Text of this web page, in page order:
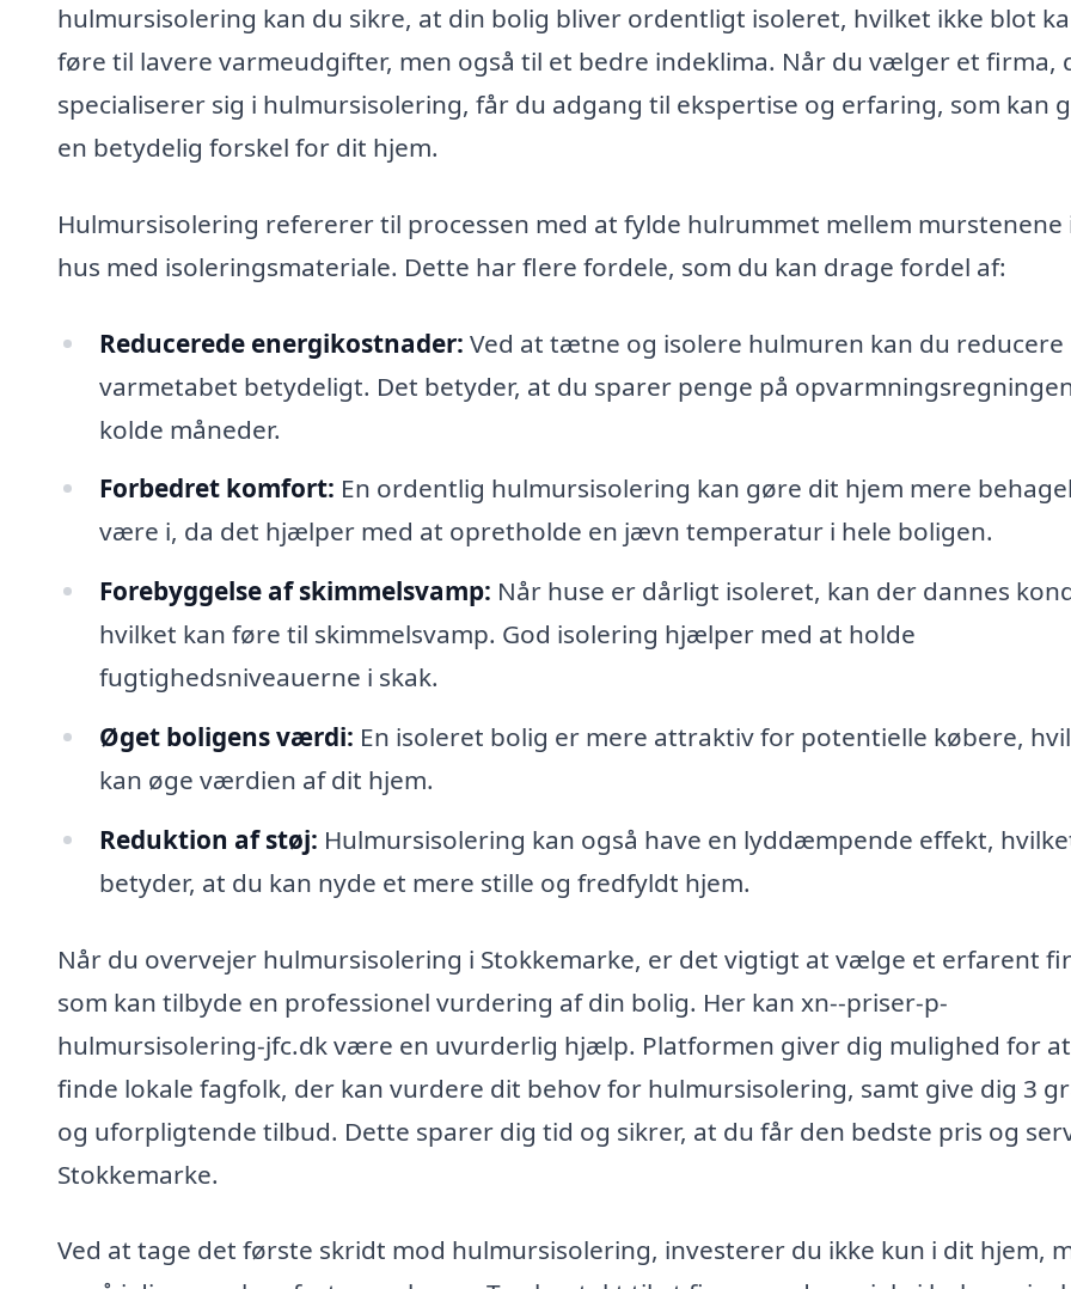
hulmursisolering kan du sikre, at din bolig bliver ordentligt isoleret, hvilket ikke blot
føre til lavere varmeudgifter, men også til et bedre indeklima. Når du vælger et firma,
specialiserer sig i hulmursisolering, får du adgang til ekspertise og erfaring, som kan
en betydelig forskel for dit hjem.
Hulmursisolering refererer til processen med at fylde hulrummet mellem murstenene
hus med isoleringsmateriale. Dette har flere fordele, som du kan drage fordel af:
Reducerede energikostnader: Ved at tætne og isolere hulmuren kan du reducere
varmetabet betydeligt. Det betyder, at du sparer penge på
kolde måneder.
Forbedret komfort: En ordentlig hulmursisolering kan gøre dit hjem mere
være i, da det hjælper med at opretholde en jævn temperatur i hele boligen.
Forebyggelse af skimmelsvamp: Når huse er dårligt isoleret, kan der dannes
hvilket kan føre til skimmelsvamp. God isolering hjælper med at holde
fugtighedsniveauerne i skak.
Øget boligens værdi: En isoleret bolig er mere attraktiv for potentielle købere,
kan øge værdien af dit hjem.
Reduktion af støj: Hulmursisolering kan også have en lyddæmpende effekt,
betyder, at du kan nyde et mere stille og fredfyldt hjem.
Når du overvejer hulmursisolering i Stokkemarke, er det vigtigt at vælge et erfarent
som kan tilbyde en professionel vurdering af din bolig. Her kan xn--priser-p-
hulmursisolering-jfc.dk være en uvurderlig hjælp. Platformen giver dig mulighed for at
finde lokale fagfolk, der kan vurdere dit behov for hulmursisolering, samt give dig 3
og uforpligtende tilbud. Dette sparer dig tid og sikrer, at du får den bedste pris og
Stokkemarke.
Ved at tage det første skridt mod hulmursisolering, investerer du ikke kun i dit hjem,